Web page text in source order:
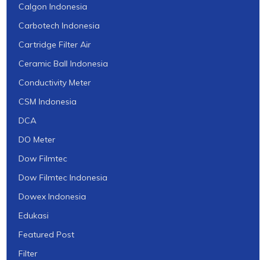
Calgon Indonesia
Carbotech Indonesia
Cartridge Filter Air
Ceramic Ball Indonesia
Conductivity Meter
CSM Indonesia
DCA
DO Meter
Dow Filmtec
Dow Filmtec Indonesia
Dowex Indonesia
Edukasi
Featured Post
Filter